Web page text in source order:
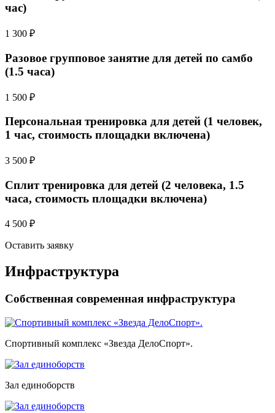
час)
1 300 ₽
Разовое групповое занятие для детей по самбо
(1.5 часа)
1 500 ₽
Персональная тренировка для детей (1 человек,
1 час, стоимость площадки включена)
3 500 ₽
Сплит тренировка для детей (2 человека, 1.5
часа, стоимость площадки включена)
4 500 ₽
Оставить заявку
Инфраструктура
Собственная современная инфраструктура
Спортивный комплекс «Звезда ДелоСпорт».
Зал единоборств